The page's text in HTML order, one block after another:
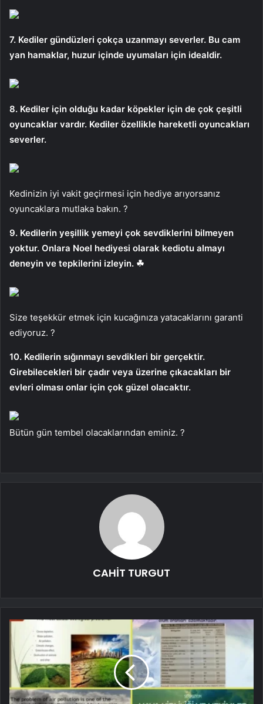
7. Kediler gündüzleri çokça uzanmayı severler. Bu cam
yan hamaklar, huzur içinde uyumaları için idealdir.
8. Kediler için olduğu kadar köpekler için de çok çeşitli
oyuncaklar vardır. Kediler özellikle hareketli oyuncakları
severler.
Kedinizin iyi vakit geçirmesi için hediye arıyorsanız
oyuncaklara mutlaka bakın. ?
9. Kedilerin yeşillik yemeyi çok sevdiklerini bilmeyen
yoktur. Onlara Noel hediyesi olarak kediotu almayı
deneyin ve tepkilerini izleyin. ☘
Size teşekkür etmek için kucağınıza yatacaklarını garanti
ediyoruz. ?
10. Kedilerin sığınmayı sevdikleri bir gerçektir.
Girebilecekleri bir çadır veya üzerine çıkacakları bir
evleri olması onlar için çok güzel olacaktır.
Bütün gün tembel olacaklarından eminiz. ?
CAHİT TURGUT